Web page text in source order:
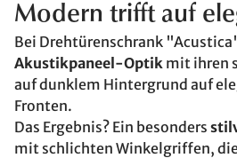
Modern trifft auf
Bei Drehtürenschrank
Akustikpaneel-Optik mit ihren
auf dunklem Hintergrund auf
Fronten.
Das Ergebnis? Ein besonders
mit schlichten Winkelgriffen,